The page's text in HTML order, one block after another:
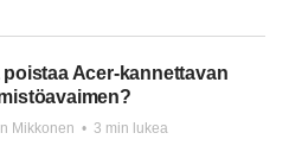
poistaa Acer-kannettavan
Mikkonen • 3 min lukea